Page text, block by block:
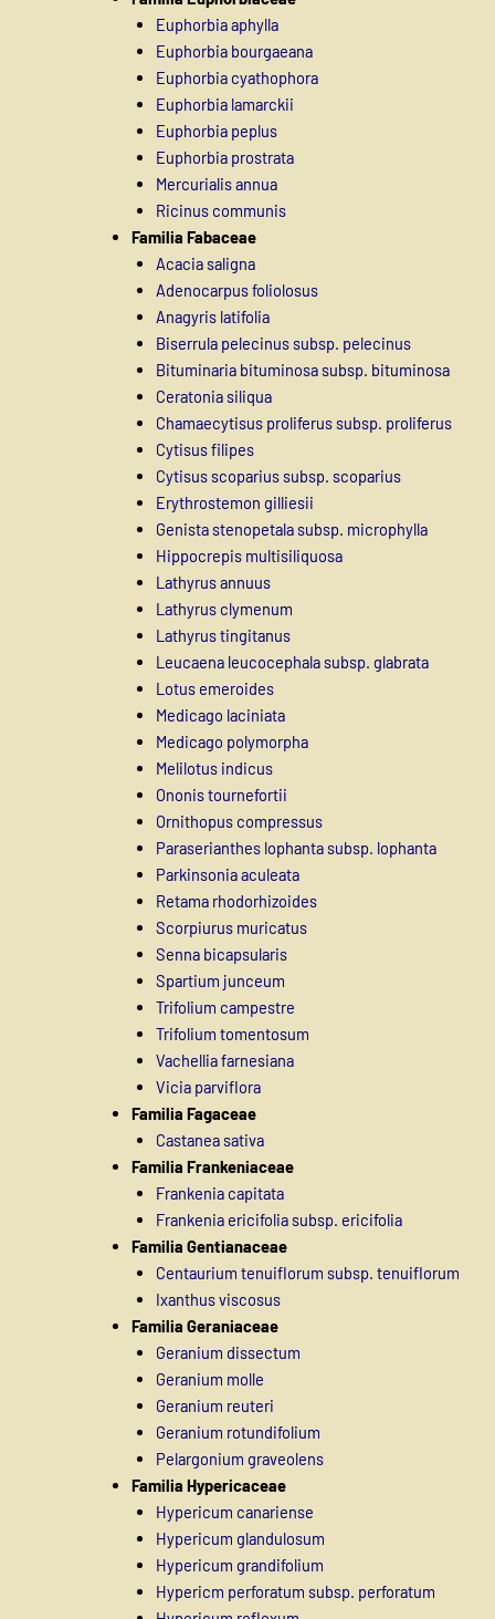
Euphorbia aphylla
Euphorbia bourgaeana
Euphorbia cyathophora
Euphorbia lamarckii
Euphorbia peplus
Euphorbia prostrata
Mercurialis annua
Ricinus communis
Familia Fabaceae
Acacia saligna
Adenocarpus foliolosus
Anagyris latifolia
Biserrula pelecinus subsp. pelecinus
Bituminaria bituminosa subsp. bituminosa
Ceratonia siliqua
Chamaecytisus proliferus subsp. proliferus
Cytisus filipes
Cytisus scoparius subsp. scoparius
Erythrostemon gilliesii
Genista stenopetala subsp. microphylla
Hippocrepis multisiliquosa
Lathyrus annuus
Lathyrus clymenum
Lathyrus tingitanus
Leucaena leucocephala subsp. glabrata
Lotus emeroides
Medicago laciniata
Medicago polymorpha
Melilotus indicus
Ononis tournefortii
Ornithopus compressus
Paraserianthes lophanta subsp. lophanta
Parkinsonia aculeata
Retama rhodorhizoides
Scorpiurus muricatus
Senna bicapsularis
Spartium junceum
Trifolium campestre
Trifolium tomentosum
Vachellia farnesiana
Vicia parviflora
Familia Fagaceae
Castanea sativa
Familia Frankeniaceae
Frankenia capitata
Frankenia ericifolia subsp. ericifolia
Familia Gentianaceae
Centaurium tenuiflorum subsp. tenuiflorum
Ixanthus viscosus
Familia Geraniaceae
Geranium dissectum
Geranium molle
Geranium reuteri
Geranium rotundifolium
Pelargonium graveolens
Familia Hypericaceae
Hypericum canariense
Hypericum glandulosum
Hypericum grandifolium
Hypericm perforatum subsp. perforatum